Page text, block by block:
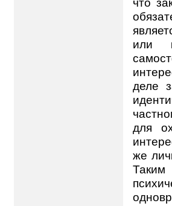
или
деле
для
же
Таким